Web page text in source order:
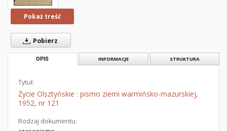
Pokaż treść
Pobierz
OPIS INFORMACJE STRUKTURA
Tytuł:
Życie Olsztyńskie : pismo ziemi warmińsko-mazurskiej,
1952, nr 121
Rodzaj dokumentu: